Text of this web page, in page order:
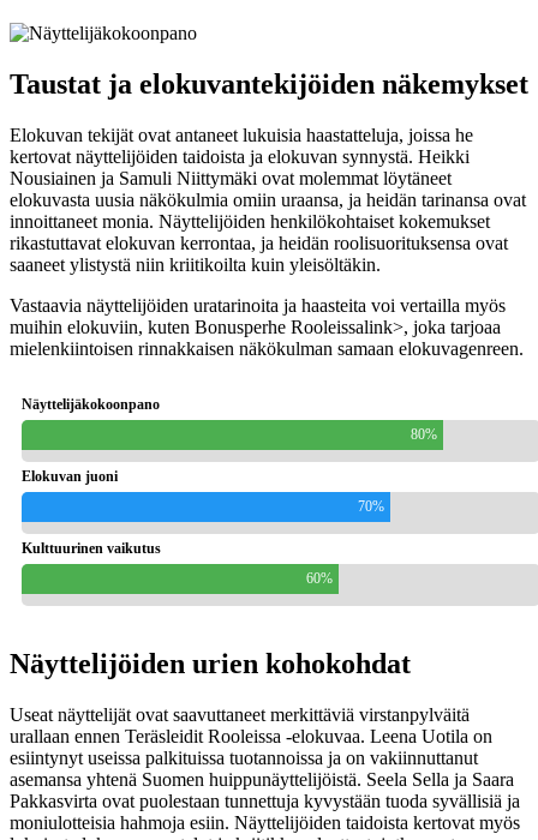
Taustat ja elokuvantekijöiden näkemykset
Elokuvan tekijät ovat antaneet lukuisia haastatteluja, joissa he
kertovat näyttelijöiden taidoista ja elokuvan synnystä. Heikki
Nousiainen ja Samuli Niittymäki ovat molemmat löytäneet
elokuvasta uusia näkökulmia omiin uraansa, ja heidän tarinansa ovat
innoittaneet monia. Näyttelijöiden henkilökohtaiset kokemukset
rikastuttavat elokuvan kerrontaa, ja heidän roolisuorituksensa ovat
saaneet ylistystä niin kriitikoilta kuin yleisöltäkin.
Vastaavia näyttelijöiden uratarinoita ja haasteita voi vertailla myös
muihin elokuviin, kuten Bonusperhe Rooleissalink>, joka tarjoaa
mielenkiintoisen rinnakkaisen näkökulman samaan elokuvagenreen.
Näyttelijäkokoonpano
80%
Elokuvan juoni
70%
Kulttuurinen vaikutus
60%
Näyttelijöiden urien kohokohdat
Useat näyttelijät ovat saavuttaneet merkittäviä virstanpylväitä
urallaan ennen Teräsleidit Rooleissa -elokuvaa. Leena Uotila on
esiintynyt useissa palkituissa tuotannoissa ja on vakiinnuttanut
asemansa yhtenä Suomen huippunäyttelijöistä. Seela Sella ja Saara
Pakkasvirta ovat puolestaan tunnettuja kyvystään tuoda syvällisiä ja
moniulotteisia hahmoja esiin. Näyttelijöiden taidoista kertovat myös